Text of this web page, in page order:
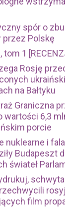
spór o
przez Polskę
tom 1
Rosję
na Bałtyku
Graniczna
wartości 6,3
porcie
nuklearne i
Budapeszt
świateł
film